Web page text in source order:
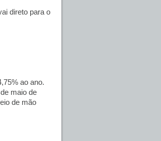
direto para o
ao ano.
maio de
de mão